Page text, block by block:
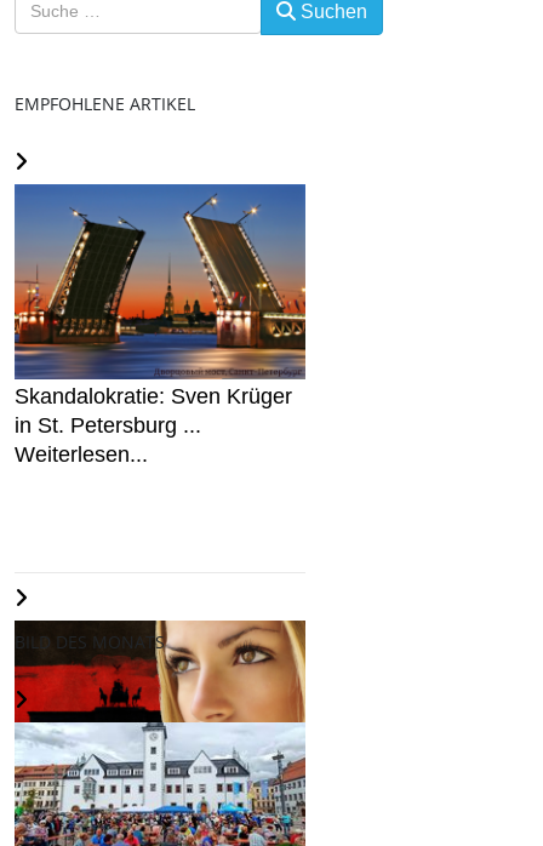
Suchen
EMPFOHLENE ARTIKEL
Skandalokratie: Sven Krüger
in St. Petersburg ...
Weiterlesen...
Wir halten an Deutschland
BILD DES MONATS